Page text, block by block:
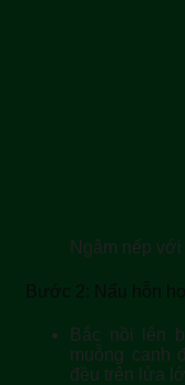
Ngâm nếp
Bước 2: Nấu hỗn
Bắc nồi lên
muỗng canh
đều trên lửa